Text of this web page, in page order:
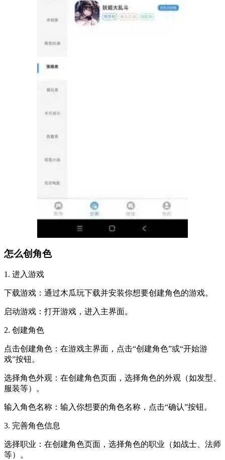
怎么创角色
1. 进入游戏
下载游戏：通过木瓜玩下载并安装你想要创建角色的游戏。
启动游戏：打开游戏，进入主界面。
2. 创建角色
点击创建角色：在游戏主界面，点击“创建角色”或“开始游
戏”按钮。
选择角色外观：在创建角色页面，选择角色的外观（如发型、
服装等）。
输入角色名称：输入你想要的角色名称，点击“确认”按钮。
3. 完善角色信息
选择职业：在创建角色页面，选择角色的职业（如战士、法师
等）。